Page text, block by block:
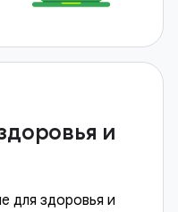
и
для здоровья и